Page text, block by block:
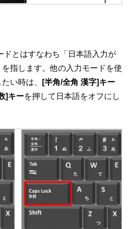
ドとはすなわち「日本語入力が
指します。他の入力モードを使
い時は、
[半角/全角 漢字]キー
]キーを押して日本語をオフにし